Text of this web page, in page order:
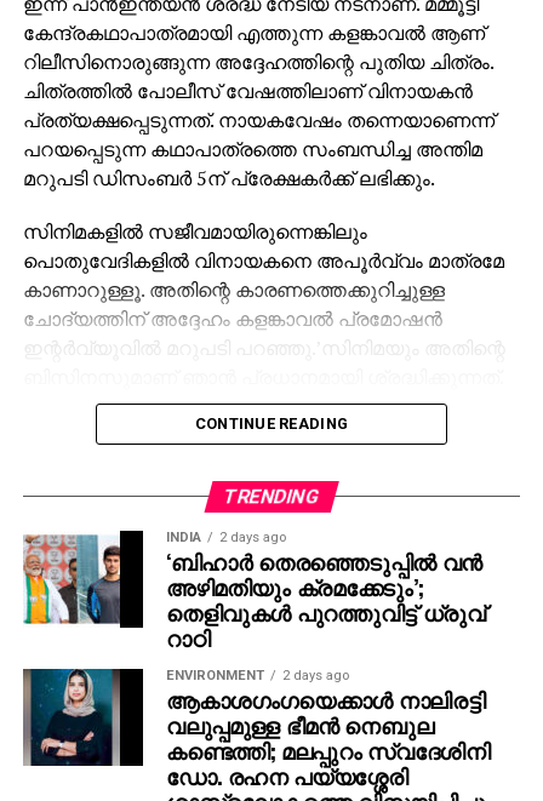
കേന്ദ്രകഥാപാത്രമായി എത്തുന്ന കളങ്കാവല്‍ ആണ്
റിലീസിനൊരുങ്ങുന്ന അദ്ദേഹത്തിന്റെ പുതിയ ചിത്രം.
ചിത്രത്തില്‍ പോലീസ് വേഷത്തിലാണ് വിനായകന്‍
പ്രത്യക്ഷപ്പെടുന്നത്. നായകവേഷം തന്നെയാണെന്ന്
പറയപ്പെടുന്ന കഥാപാത്രത്തെ സംബന്ധിച്ച അന്തിമ
മറുപടി ഡിസംബര്‍ 5ന് പ്രേക്ഷകര്‍ക്ക് ലഭിക്കും.
സിനിമകളില്‍ സജീവമായിരുന്നെങ്കിലും
പൊതുവേദികളില്‍ വിനായകനെ അപൂര്‍വ്വം മാത്രമേ
കാണാറുള്ളൂ. അതിന്റെ കാരണത്തെക്കുറിച്ചുള്ള
ചോദ്യത്തിന് അദ്ദേഹം കളങ്കാവല്‍ പ്രമോഷന്‍
ഇന്റര്‍വ്യൂവില്‍ മറുപടി പറഞ്ഞു.’സിനിമയും അതിന്റെ
ജനങ്ങള്‍ക്ക് മുന്നില്‍ സംസാരിക്കാന്‍ അറിയില്ല.
പൊതുവേദിയില്‍ സംസാരിക്കാന്‍ പറ്റുന്നില്ല’ അതിന്റെ
പങ്കെടുക്കാന്‍ താല്‍പര്യമില്ലെന്നല്ല,
താല്‍പര്യമുണ്ട്’പക്ഷേ കഴിയുന്നില്ല. പിന്നെ പത്ത്
പേരില്‍ രണ്ടുപേര്‍ എനിക്കു ചൊറിയും എന്റെ
സ്വഭാവത്തിന് അനുസരിച്ച് ഞാന്‍ എന്തെങ്കിലുമൊക്കെ
പറയാം, അതാണ് പിന്നെ പ്രശ്‌നമാകുന്നത്.
അതിനേക്കാള്‍ നല്ലത് വീടിനുള്ളില്‍ ഇരിക്കുക
തന്നെയാണ്, എന്നാണ് വിനായകന്‍ വ്യക്തമാക്കിയത്.
CONTINUE READING
TRENDING
INDIA 2 days ago
‘ബിഹാർ തെരഞ്ഞെടുപ്പിൽ വൻ
അഴിമതിയും ക്രമക്കേടും’;
തെളിവുകൾ പുറത്തുവിട്ട് ധ്രുവ്
റാഠി
ENVIRONMENT 2 days ago
ആകാശഗംഗയെക്കാള്‍ നാലിരട്ടി
വലുപ്പമുള്ള ഭീമന്‍ നെബുല
കണ്ടെത്തി; മലപ്പുറം സ്വദേശിനി
ഡോ. രഹന പയ്യശ്ശേരി